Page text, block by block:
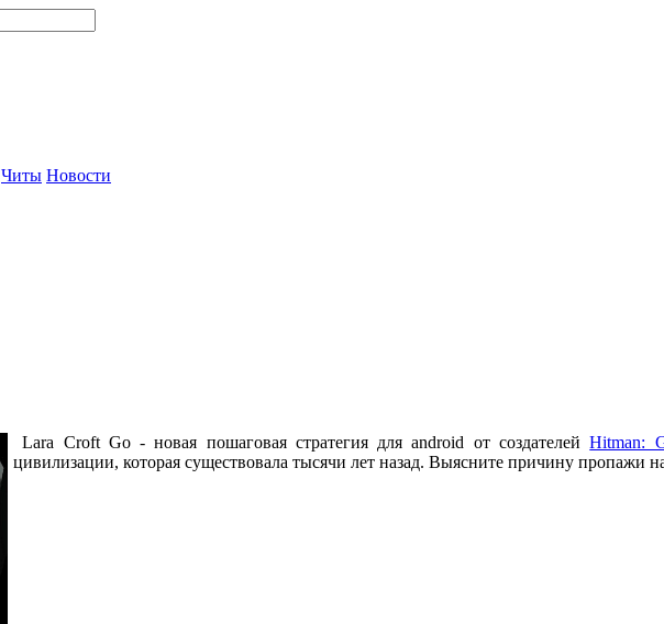
Читы Новости
Lara Croft Go - новая пошаговая стратегия для android от создателейHitman:
цивилизации, которая существовала тысячи лет назад. Выясните причину пропажи